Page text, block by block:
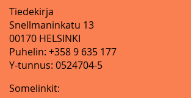
Tiedekirja
Snellmaninkatu 13
00170 HELSINKI
Puhelin: +358 9 635 177
Y-tunnus: 0524704-5
Somelinkit: